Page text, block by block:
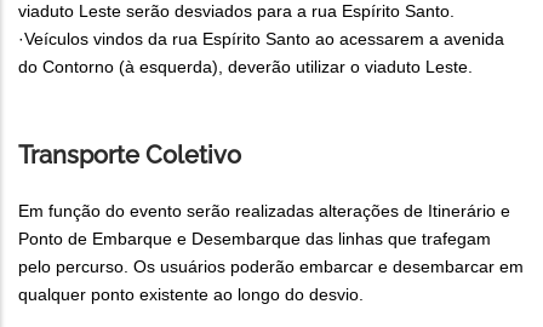
viaduto Leste serão desviados para a rua Espírito Santo.
·Veículos vindos da rua Espírito Santo ao acessarem a avenida
do Contorno (à esquerda), deverão utilizar o viaduto Leste.
Transporte Coletivo
Em função do evento serão realizadas alterações de Itinerário e
Ponto de Embarque e Desembarque das linhas que trafegam
pelo percurso. Os usuários poderão embarcar e desembarcar em
qualquer ponto existente ao longo do desvio.